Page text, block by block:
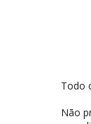
Todo
Não